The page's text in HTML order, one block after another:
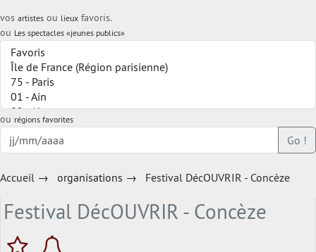
vos artistes ou lieux favoris.
ou Les spectacles «jeunes publics»
ou régions favorites
Go !
Accueil → organisations → Festival DécOUVRIR - Concèze
Festival DécOUVRIR - Concèze